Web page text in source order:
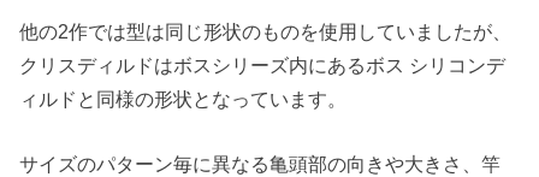
他の2作では型は同じ形状のものを使用していましたが、
クリスディルドはボスシリーズ内にあるボス シリコンデ
ィルドと同様の形状となっています。
サイズのパターン毎に異なる亀頭部の向きや大きさ、竿